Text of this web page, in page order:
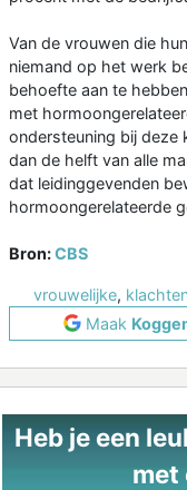
Van de vrouwen die
niemand op het werk
behoefte aan te
met
ondersteuning bij deze
dan de helft van alle
dat leidinggevenden
hormoongerelateerde
Bron:CBS
vrouwelijke,
Maak
Heb je een
met